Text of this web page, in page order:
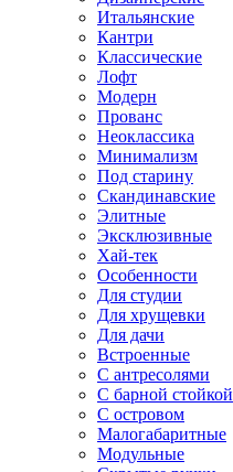
Итальянские
Кантри
Классические
Лофт
Модерн
Прованс
Неоклассика
Минимализм
Под старину
Скандинавские
Элитные
Эксклюзивные
Хай-тек
Особенности
Для студии
Для хрущевки
Для дачи
Встроенные
С антресолями
С барной стойкой
С островом
Малогабаритные
Модульные